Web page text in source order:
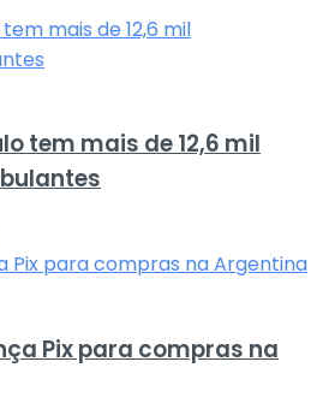
tem mais de 12,6 mil
Pix para compras na